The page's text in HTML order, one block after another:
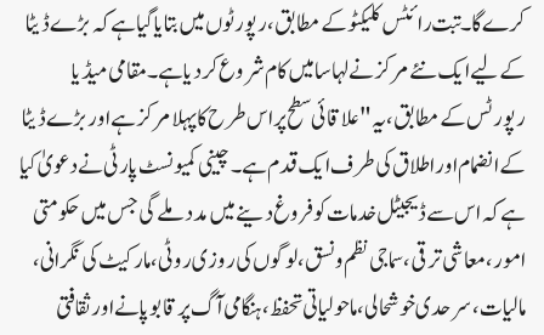
کرے گا۔ تبت رائٹس کلیکٹو کے مطابق، رپورٹوں میں بتایا گیا ہے کہ بڑے ڈیٹا
کے لیے ایک نئے مرکز نے لہاسا میں کام شروع کر دیا ہے۔ مقامی میڈیا
رپورٹس کے مطابق، یہ "علاقائی سطح پر اس طرح کا پہلا مرکز ہے اور بڑے ڈیٹا
کے انضمام اور اطلاق کی طرف ایک قدم ہے۔چینی کمیونسٹ پارٹی نے دعویٰ کیا
ہے کہ اس سے ڈیجیٹل خدمات کو فروغ دینے میں مدد ملے گی جس میں حکومتی
امور، معاشی ترقی، سماجی نظم و نسق، لوگوں کی روزی روٹی، مارکیٹ کی نگرانی،
مالیات، سرحدی خوشحالی، ماحولیاتی تحفظ، ہنگامی آگ پر قابو پانے اور ثقافتی